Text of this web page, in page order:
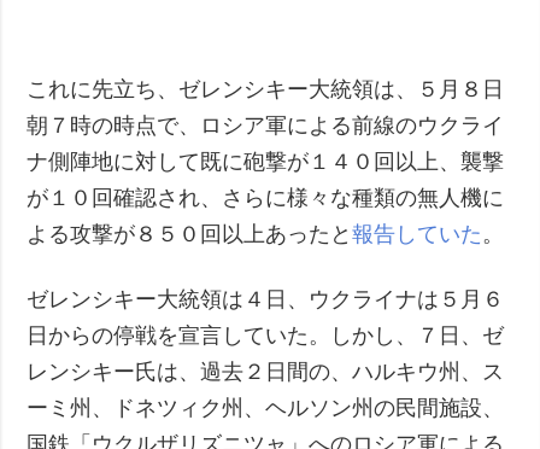
これに先立ち、ゼレンシキー大統領は、５月８日
朝７時の時点で、ロシア軍による前線のウクライ
ナ側陣地に対して既に砲撃が１４０回以上、襲撃
が１０回確認され、さらに様々な種類の無人機に
よる攻撃が８５０回以上あったと報告していた 。
ゼレンシキー大統領は４日、ウクライナは５月６
日からの停戦を宣言していた。しかし、７日、ゼ
レンシキー氏は、過去２日間の、ハルキウ州、ス
ーミ州、ドネツィク州、ヘルソン州の民間施設、
国鉄「ウクルザリズニツャ」へのロシア軍による